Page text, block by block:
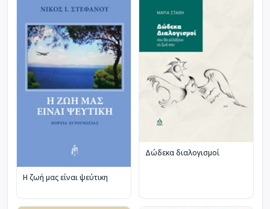
Η ζωή μας είναι ψεύτικη
Δώδεκα διαλογισμοί